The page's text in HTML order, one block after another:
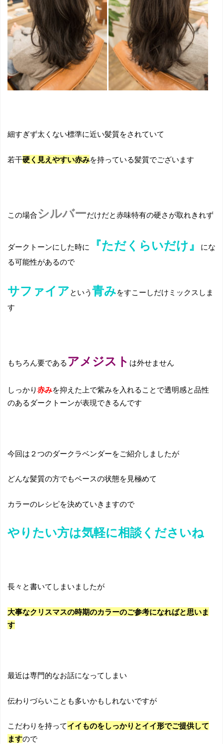
細すぎず太くない標準に近い髪質をされていて
若干硬く見えやすい赤みを持っている髪質でございます
この場合シルバーだけだと赤味特有の硬さが取れきれず
ダークトーンにした時に 『ただくらいだけ』
にな
る可能性があるので
サファイアという 青みをすこーしだけミックスしま
す
もちろん要である アメジスト は外せません
しっかり赤みを抑えた上で紫みを入れることで透明感と品性
のあるダークトーンが表現できるんです
今回は２つのダークラベンダーをご紹介しましたが
どんな髪質の方でもベースの状態を見極めて
カラーのレシピを決めていきますので
やりたい方は気軽に相談くださいね
長々と書いてしまいましたが
大事なクリスマスの時期のカラーのご参考になればと思いま
す
最近は専門的なお話になってしまい
伝わりづらいことも多いかもしれないですが
こだわりを持ってイイものをしっかりとイイ形でご提供して
ますので